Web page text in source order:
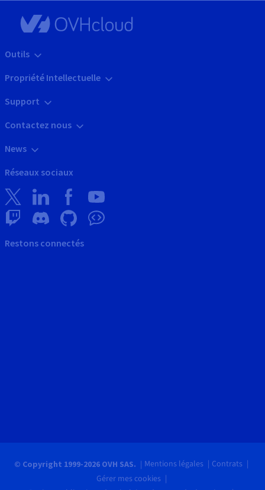
Outils
Propriété Intellectuelle
Support
Contactez nous
News
Réseaux sociaux
Restons connectés
© Copyright 1999-2026 OVH SAS. Mentions légales
Contrats
Gérer mes cookies